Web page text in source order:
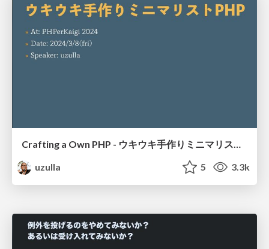
Crafting a Own PHP - ウキウキ手作りミニマリストPHP
uzulla
5 3.3k